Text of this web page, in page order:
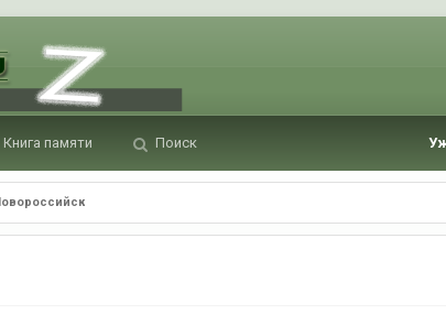
Книга памяти Поиск